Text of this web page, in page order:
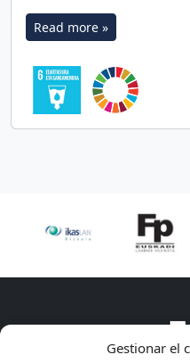
Gestionar el
Read more »